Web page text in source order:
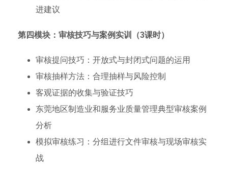
进建议
第四模块：审核技巧与案例实训（3课时）
审核提问技巧：开放式与封闭式问题的运用
审核抽样方法：合理抽样与风险控制
客观证据的收集与验证技巧
东莞地区制造业和服务业质量管理典型审核案例
分析
模拟审核练习：分组进行文件审核与现场审核实
战